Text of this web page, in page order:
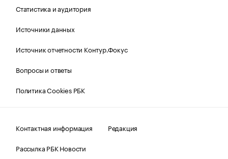
Статистика и аудитория
Источники данных
Источник отчетности Контур.Фокус
Вопросы и ответы
Политика Cookies РБК
Контактная информация
Редакция
Рассылка РБК Новости